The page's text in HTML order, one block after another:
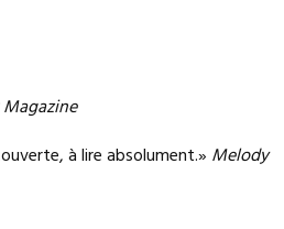
à lire absolument.» Melody